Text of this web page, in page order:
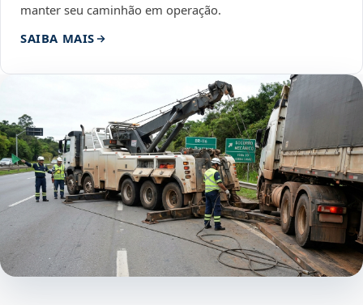
manter seu caminhão em operação.
SAIBA MAIS